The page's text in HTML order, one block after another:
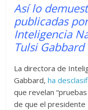
Así lo
publicadas
Inteligencia
Tulsi Gabbard
La directora de
Gabbard,ha
que revelan
de que el presidente